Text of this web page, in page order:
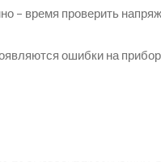
– время проверить
ошибки на